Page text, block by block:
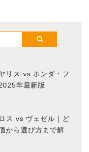
リス vs ホンダ・フ
年最新版
ス vs ヴェゼル｜ど
から選び方まで解